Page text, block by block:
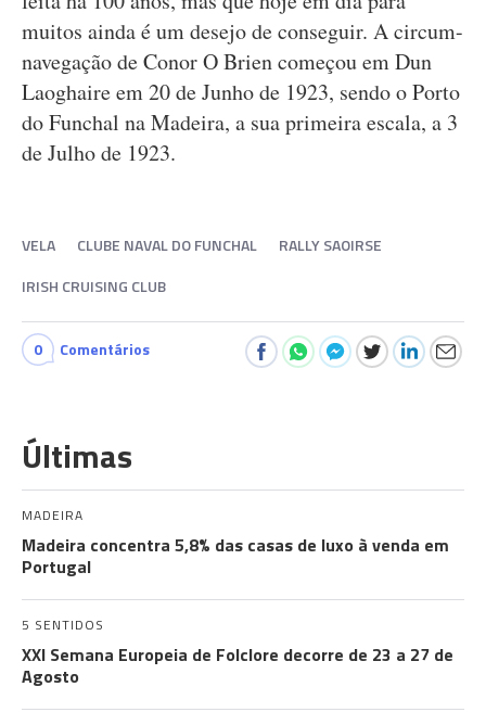
muitos ainda é um desejo de conseguir. A circum-
navegação de Conor O Brien começou em Dun
Laoghaire em 20 de Junho de 1923, sendo o Porto
do Funchal na Madeira, a sua primeira escala, a 3
de Julho de 1923.
VELA CLUBE NAVAL DO FUNCHAL
RALLY SAOIRSE
IRISH CRUISING CLUB
0 Comentários
Últimas
MADEIRA
Madeira concentra 5,8% das casas de luxo à venda em
Portugal
5 SENTIDOS
XXI Semana Europeia de Folclore decorre de 23 a 27 de
Agosto